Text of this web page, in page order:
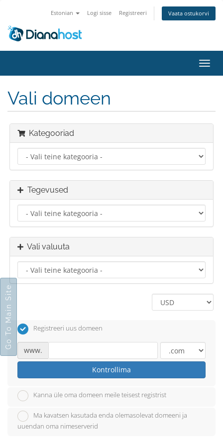
Estonian Logi sisse Registreeri Vaata ostukorvi
Vali domeen
Kategooriad
Tegevused
Vali valuuta
Registreeri uus domeen
www.
Kontrollima
Kanna üle oma domeen meile teisest registrist
Ma kavatsen kasutada enda olemasolevat domeeni ja
uuendan oma nimeserverid
Go To Main Site